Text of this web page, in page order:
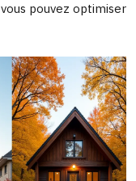
pouvez optimiser